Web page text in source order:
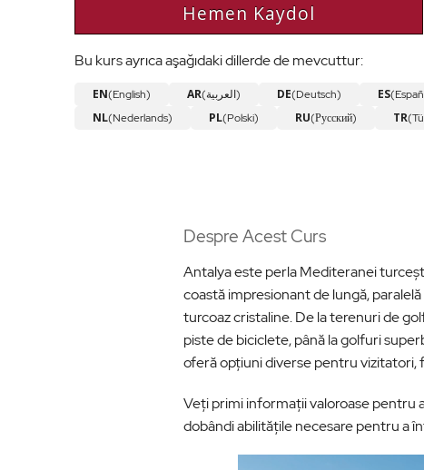
Hemen Kaydol
Bu kurs ayrıca aşağıdaki dillerde de mevcuttur:
EN(English) AR (العربية) DE(Deutsch) ES
NL(Nederlands) PL(Polski) RU(Русский) TR
Despre Acest Curs
Antalya este perla Mediteranei
coastă impresionant de lungă,
turcoaz cristaline. De la terenuri de
piste de biciclete, până la golfuri
oferă opțiuni diverse pentru vizitatori,
Veți primi informații valoroase pentru
dobândi abilitățile necesare pentru a